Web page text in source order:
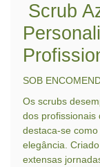
Scrub
SOB
Os scrubs
dos profissionais
destaca-se
elegância.
extensas